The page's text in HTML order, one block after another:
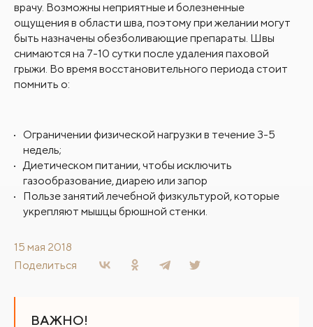
врачу. Возможны неприятные и болезненные
ощущения в области шва, поэтому при желании могут
быть назначены обезболивающие препараты. Швы
снимаются на 7-10 сутки после удаления паховой
грыжи. Во время восстановительного периода стоит
помнить о:
Ограничении физической нагрузки в течение 3-5
недель;
Диетическом питании, чтобы исключить
газообразование, диарею или запор
Пользе занятий лечебной физкультурой, которые
укрепляют мышцы брюшной стенки.
15 мая 2018
Поделиться
ВАЖНО!